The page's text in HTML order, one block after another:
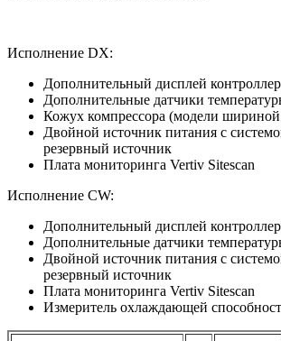
Исполнение DX:
Дополнительный дисплей
Дополнительные датчики
Кожух компрессора (модели
Двойной источник питания с
резервный источник
Плата мониторинга Vertiv Sitescan
Исполнение CW:
Дополнительный дисплей
Дополнительные датчики
Двойной источник питания с
резервный источник
Плата мониторинга Vertiv Sitescan
Измеритель охлаждающей